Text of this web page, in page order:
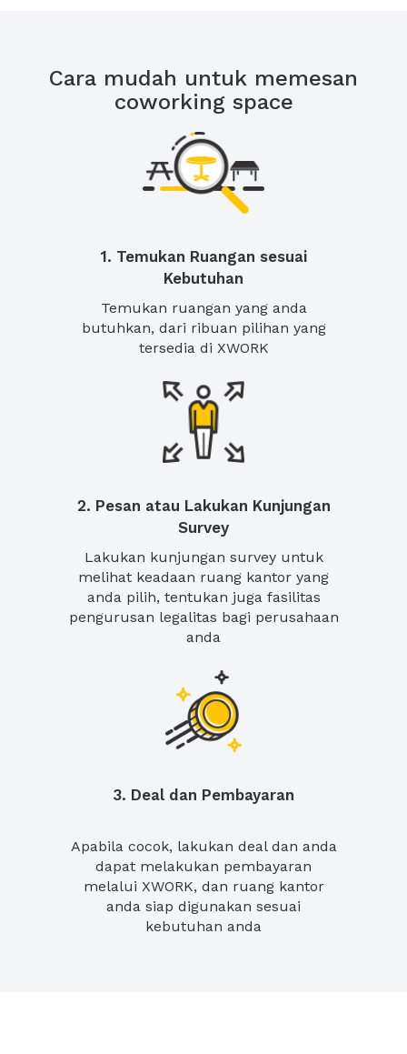
Cara mudah untuk memesan
coworking space
1. Temukan Ruangan sesuai
Kebutuhan
Temukan ruangan yang anda
butuhkan, dari ribuan pilihan yang
tersedia di XWORK
2. Pesan atau Lakukan Kunjungan
Survey
Lakukan kunjungan survey untuk
melihat keadaan ruang kantor yang
anda pilih, tentukan juga fasilitas
pengurusan legalitas bagi perusahaan
anda
3. Deal dan Pembayaran
Apabila cocok, lakukan deal dan anda
dapat melakukan pembayaran
melalui XWORK, dan ruang kantor
anda siap digunakan sesuai
kebutuhan anda